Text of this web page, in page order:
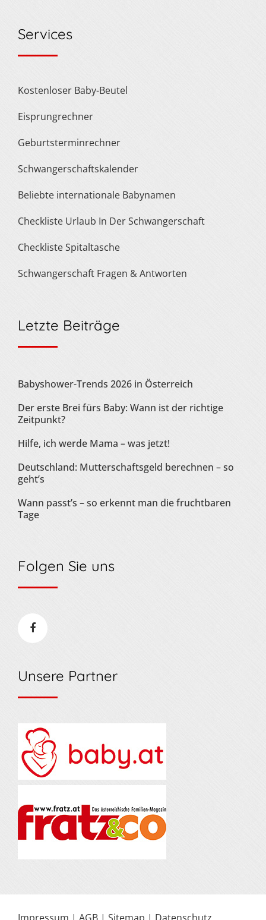
Services
Kostenloser Baby-Beutel
Eisprungrechner
Geburtsterminrechner
Schwangerschaftskalender
Beliebte internationale Babynamen
Checkliste Urlaub In Der Schwangerschaft
Checkliste Spitaltasche
Schwangerschaft Fragen & Antworten
Letzte Beiträge
Babyshower-Trends 2026 in Österreich
Der erste Brei fürs Baby: Wann ist der richtige
Zeitpunkt?
Hilfe, ich werde Mama – was jetzt!
Deutschland: Mutterschaftsgeld berechnen – so
geht’s
Wann passt’s – so erkennt man die fruchtbaren
Tage
Folgen Sie uns
Unsere Partner